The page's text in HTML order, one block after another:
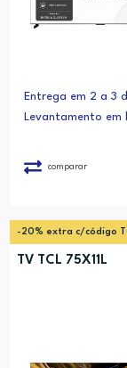
Entrega em 2 a 3
Levantamento em
comparar
-20% extra c/código
TV TCL 75X11L